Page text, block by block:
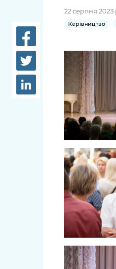
Про
КМВА
22 серпня 2023
Керівництво